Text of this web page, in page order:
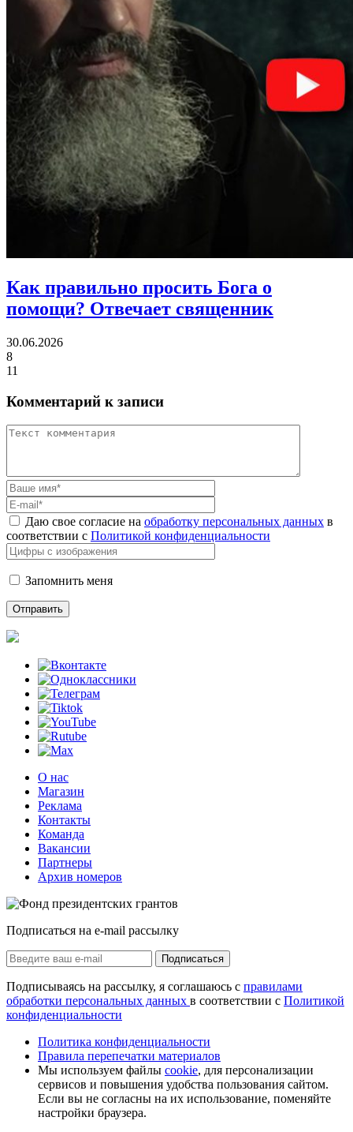
Как правильно просить Бога о
помощи? Отвечает священник
30.06.2026
8
11
Комментарий к записи
Даю свое согласие на обработку персональных данных в
соответствии с Политикой конфиденциальности
Запомнить меня
О нас
Магазин
Реклама
Контакты
Команда
Вакансии
Партнеры
Архив номеров
Подписаться на e-mail рассылку
Подписаться
Подписываясь на рассылку, я соглашаюсь с правилами
обработки персональных данных в соответствии с Политикой
конфиденциальности
Политика конфиденциальности
Правила перепечатки материалов
Мы используем файлы cookie, для персонализации
сервисов и повышения удобства пользования сайтом.
Если вы не согласны на их использование, поменяйте
настройки браузера.